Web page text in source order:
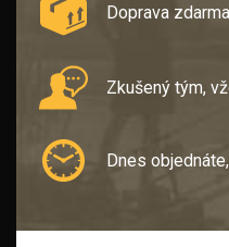
Doprava
Zkušený tým,
Dnes